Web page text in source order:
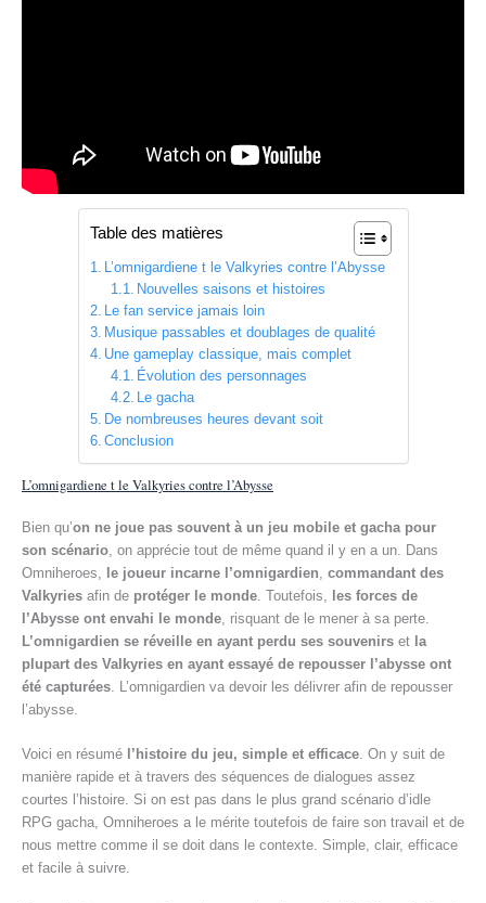
Table des matières
L’omnigardiene t le Valkyries contre l’Abysse
Nouvelles saisons et histoires
Le fan service jamais loin
Musique passables et doublages de qualité
Une gameplay classique, mais complet
Évolution des personnages
Le gacha
De nombreuses heures devant soit
Conclusion
L’omnigardiene t le Valkyries contre l’Abysse
Bien qu’on ne joue pas souvent à un jeu mobile et gacha pour
son scénario , on apprécie tout de même quand il y en a un. Dans
Omniheroes, le joueur incarne l’omnigardien commandant des
Valkyries afin de protéger le monde . Toutefois, les forces de
l’Abysse ont envahi le monde , risquant de le mener à sa perte.
L’omnigardien se réveille en ayant perdu ses souvenirs et la
plupart des Valkyries en ayant essayé de repousser l’abysse ont
été capturées . L’omnigardien va devoir les délivrer afin de repousser
l’abysse.
Voici en résumé l’histoire du jeu, simple et efficace. On y suit de
manière rapide et à travers des séquences de dialogues assez
courtes l’histoire. Si on est pas dans le plus grand scénario d’idle
RPG gacha, Omniheroes a le mérite toutefois de faire son travail et de
nous mettre comme il se doit dans le contexte. Simple, clair, efficace
et facile à suivre.